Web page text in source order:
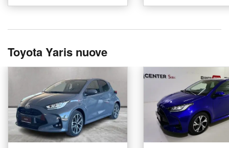
Toyota Yaris nuove